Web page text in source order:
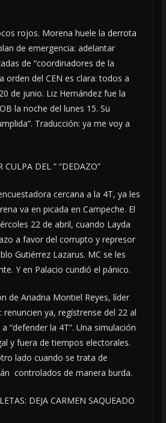
rojos. Morena huele la derrota
de emergencia: adelantar
de “coordinadores de la
orden del CEN es clara: todos a
de junio. Liz Hernández fue la
la noche del lunes 15. Su
Traducción: ya me voy a
DEL ” “DEDAZO”
cercana a la 4T, ya les
va en picada en Campeche. El
22 de abril, cuando Layda
a favor del corrupto y represor
Gutiérrez Lazarus. MC se les
Y en Palacio cundió el pánico.
de Ariadna Montiel Reyes, líder
ya, regístrense del 22 al
“defender la 4T”. Una simulación
y fuera de tiempos electorales.
lado cuando se trata de
controlados de manera burda.
DEJA CARMEN SAQUEADO